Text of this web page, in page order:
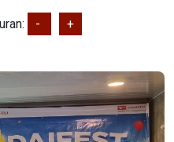
- +